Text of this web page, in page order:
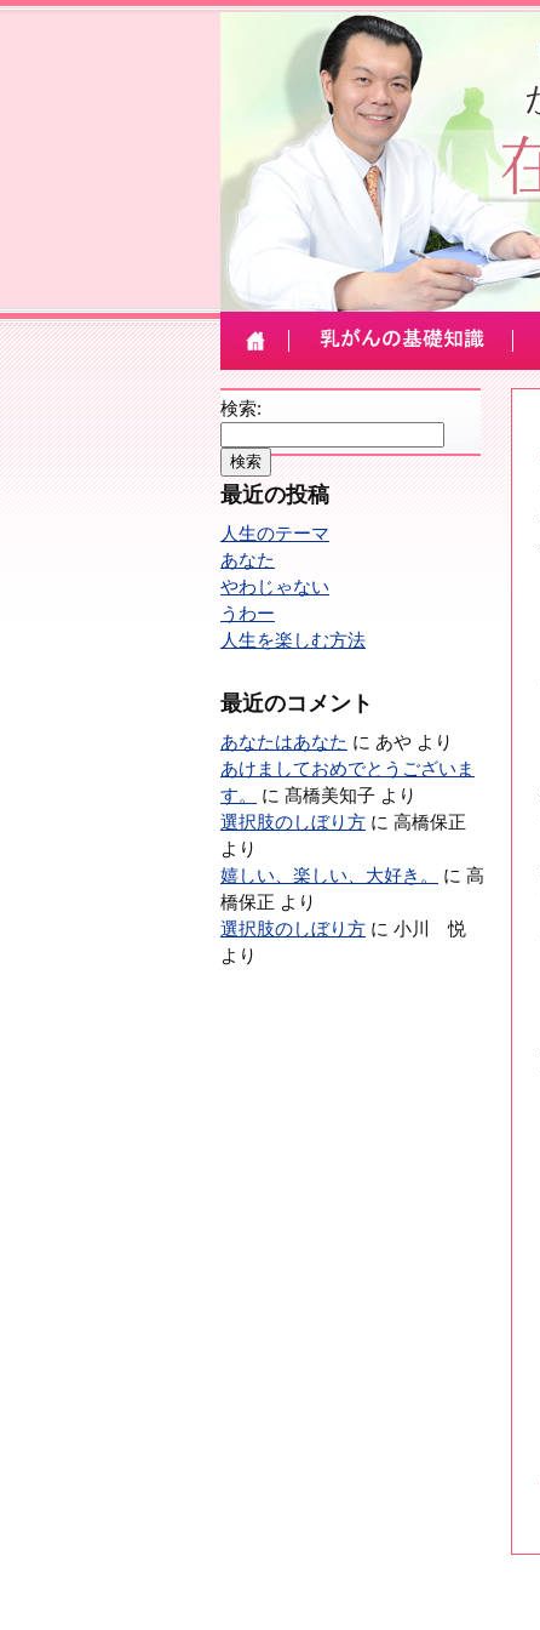
検索:
最近の投稿
人生のテーマ
あなた
やわじゃない
うわー
人生を楽しむ方法
最近のコメント
あなたはあなた に あや より
あけましておめでとうございま
す。
に 髙橋美知子 より
選択肢のしぼり方 に 高橋保正
より
嬉しい、楽しい、大好き。
に 高
橋保正 より
選択肢のしぼり方 に 小川 悦
より